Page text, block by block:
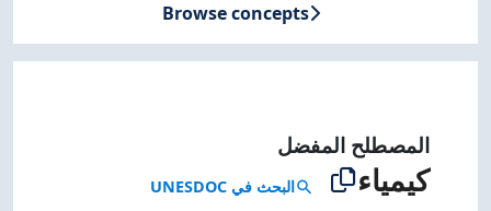
Browse concepts
المصطلح المفضل
كيمياء searchالبحث في UNESDOC